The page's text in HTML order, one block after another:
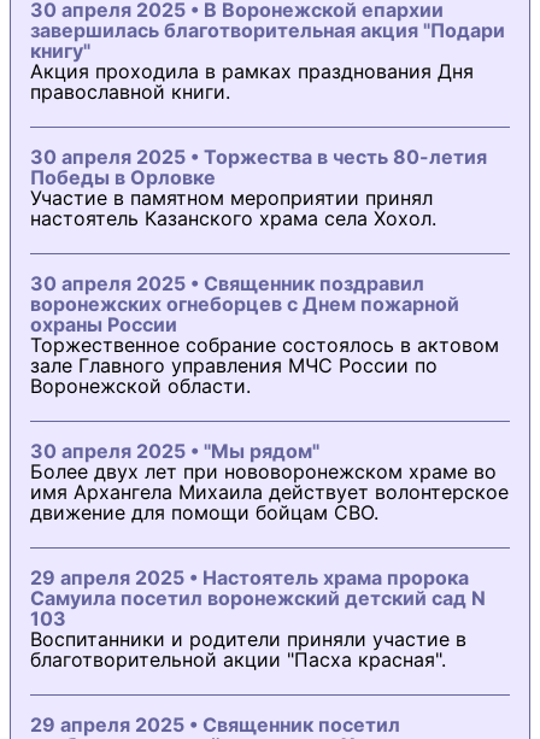
30 апреля 2025 • В Воронежской епархии
завершилась благотворительная акция "Подари
книгу"
Акция проходила в рамках празднования Дня
православной книги.
30 апреля 2025 • Торжества в честь 80-летия
Победы в Орловке
Участие в памятном мероприятии принял
настоятель Казанского храма села Хохол.
30 апреля 2025 • Священник поздравил
воронежских огнеборцев с Днем пожарной
охраны России
Торжественное собрание состоялось в актовом
зале Главного управления МЧС России по
Воронежской области.
30 апреля 2025 • "Мы рядом"
Более двух лет при нововоронежском храме во
имя Архангела Михаила действует волонтерское
движение для помощи бойцам СВО.
29 апреля 2025 • Настоятель храма пророка
Самуила посетил воронежский детский сад N
103
Воспитанники и родители приняли участие в
благотворительной акции "Пасха красная".
29 апреля 2025 • Священник посетил